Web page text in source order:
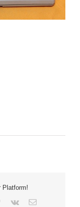
Platform!
Pinterest
Vk
E-